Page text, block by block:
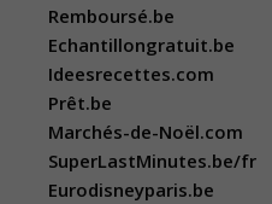
Remboursé.be
Echantillongratuit.be
Ideesrecettes.com
Prêt.be
Marchés-de-Noël.com
SuperLastMinutes.be/fr
Eurodisneyparis.be